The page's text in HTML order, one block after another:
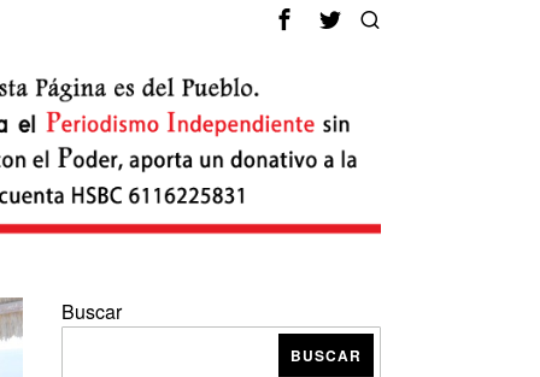
Buscar
BUSCAR